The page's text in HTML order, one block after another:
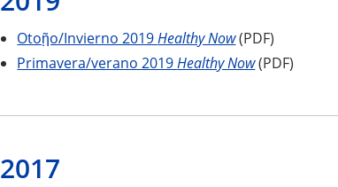
Otoῇo/Invierno 2019Healthy Now(PDF)
Primavera/verano 2019Healthy Now(PDF)
2017